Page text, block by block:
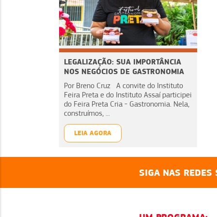
LEGALIZAÇÃO: SUA IMPORTÂNCIA
NOS NEGÓCIOS DE GASTRONOMIA
Por Breno Cruz A convite do Instituto
Feira Preta e do Instituto Assaí participei
do Feira Preta Cria - Gastronomia. Nela,
construímos, ...
LEIA AGORA
SIGA NAS REDES